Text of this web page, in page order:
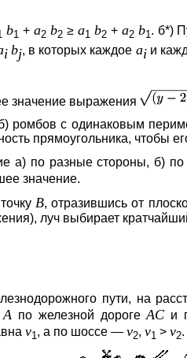
b1 + a2 b2≥ a1 b2+ a2 b1. б*)
i bj, в которых каждое aiи
значение выражения
ромбов с одинаковым
прямоугольника, чтобы
а) по разные стороны, б) по
значение.
B, отразившись от
луч выбирает
пути, на
A по железной дорогеAC и
v1, а по шоссе — v2, v1 > v2.